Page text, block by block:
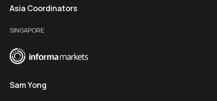
Asia Coordinators
SINGAPORE
Sam Yong